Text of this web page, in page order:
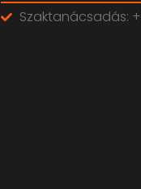
Szaktanácsadás: